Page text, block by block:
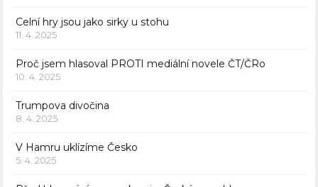
Celní hry jsou jako sirky u stohu
11. 4. 2025
Proč jsem hlasoval PROTI mediální novele ČT/ČRo
10. 4. 2025
Trumpova divočina
8. 4. 2025
V Hamru uklízíme Česko
5. 4. 2025